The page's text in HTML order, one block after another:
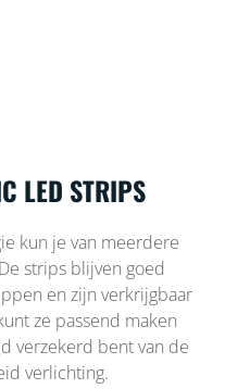
LED STRIPS
kun je van meerdere
strips blijven goed
en zijn verkrijgbaar
ze passend maken
verzekerd bent van de
verlichting.